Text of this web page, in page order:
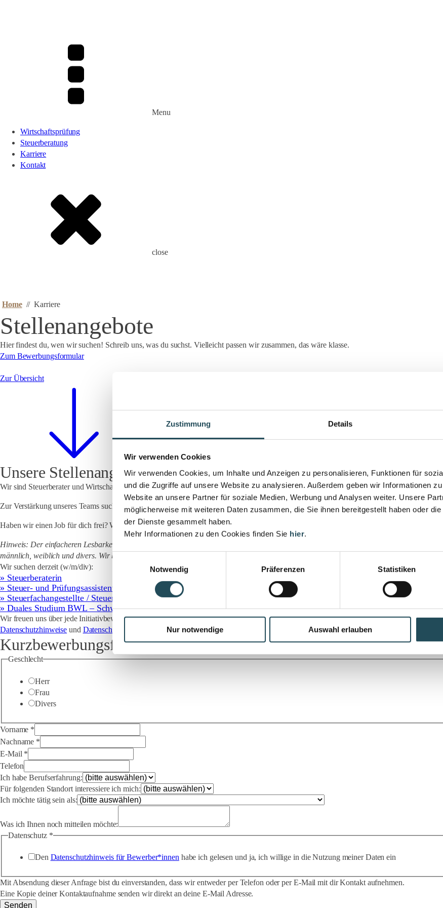
Zustimmung Details
Wir verwenden Cookies
Wir verwenden Cookies, um Inhalte und Anzeigen zu personalisieren, Funktionen für
und die Zugriffe auf unsere Website zu analysieren. Außerdem geben wir Informationen
Website an unsere Partner für soziale Medien, Werbung und Analysen weiter. Unsere
möglicherweise mit weiteren Daten zusammen, die Sie ihnen bereitgestellt haben oder
der Dienste gesammelt haben.
Mehr Informationen zu den Cookies finden Sie hier.
Einwilligungsauswahl
Notwendig
Präferenzen Statistiken
Nur notwendige Auswahl erlauben
Menu
Wirtschaftsprüfung
Steuerberatung
Karriere
Kontakt
close
Home // Karriere
Stellenangebote
Hier findest du, wen wir suchen! Schreib uns, was du suchst. Vielleicht passen wir zusammen, das wäre klasse.
Zum Bewerbungsformular
Zur Übersicht
Unsere Stellenangebote
Wir sind Steuerberater und Wirtschaftsprüfer und arbeiten eng mit einer renommierten Rechtsanwaltskanzlei zusammen. Gemeinsam
Zur Verstärkung unseres Teams suchen wir engagierte und kompetente Kolleginnen, die uns fachlich, menschlich und persönlich noch
Haben wir einen Job für dich frei? Willst du uns kennenlernen? Wir freuen uns sehr auf deine Kontaktaufnahme!
Hinweis: Der einfacheren Lesbarkeit willen haben wir nachfolgend häufig die weibliche Form gewählt. Lange wurde die männliche Form
männlich, weiblich und divers. Wir bitten um Verständnis.
Wir suchen derzeit (w/m/div):
» Steuerberaterin
» Steuer- und Prüfungsassistentin
» Steuerfachangestellte / Steuerfachwirtin
» Duales Studium BWL – Schwerpunkt Wirtschaftsprüfung / Steuern
Wir freuen uns über jede Initiativbewerbung, auch wenn deine offene Stelle gerade nicht ausgeschrieben ist.
Datenschutzhinweise und Datenschutz für Bewerber .
Kurzbewerbungsformular
Geschlecht
Herr
Frau
Divers
Vorname *
Nachname *
E-Mail *
Telefon
Ich habe Berufserfahrung:
Für folgenden Standort interessiere ich mich:
Ich möchte tätig sein als:
Was ich Ihnen noch mitteilen möchte:
Datenschutz *
Den Datenschutzhinweis für Bewerber*innen habe ich gelesen und ja, ich willige in die Nutzung meiner Daten ein
Mit Absendung dieser Anfrage bist du einverstanden, dass wir entweder per Telefon oder per E-Mail mit dir Kontakt aufnehmen.
Eine Kopie deiner Kontaktaufnahme senden wir direkt an deine E-Mail Adresse.
Senden